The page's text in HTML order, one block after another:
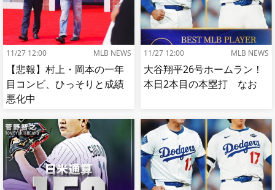
11/27 12:00 MLB NEWS
【悲報】村上・岡本の一年
目コンビ、ひっそりと成績
悪化中
11/27 12:00 MLB NEWS
大谷翔平26号ホームラン！
本日2本目の本塁打 なお